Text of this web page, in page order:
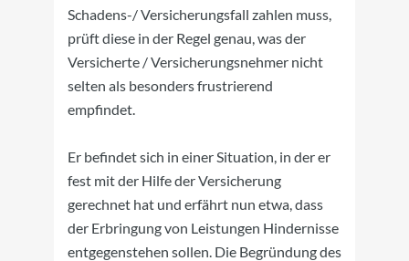
Schadens-/ Versicherungsfall zahlen muss,
prüft diese in der Regel genau, was der
Versicherte / Versicherungsnehmer nicht
selten als besonders frustrierend
empfindet.
Er befindet sich in einer Situation, in der er
fest mit der Hilfe der Versicherung
gerechnet hat und erfährt nun etwa, dass
der Erbringung von Leistungen Hindernisse
entgegenstehen sollen. Die Begründung des